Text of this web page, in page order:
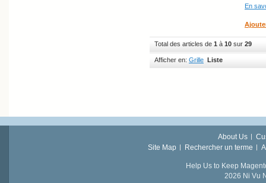
En
Total des articles de 1 à 10 sur 29
Afficher en: Grille Liste
About Us
Site Map
Rechercher un terme
Help Us to Keep
2026 Ni Vu